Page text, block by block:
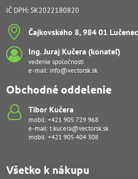
IČ DPH: SK2022180820
Čajkovského 8, 984 01 Lučenec
Ing​. Juraj Kučera (konateľ)
vedenie spoločnosti
e-mail: info@vectorsk.sk
Obchodné oddelenie
Tibor Kučera
mobil:+421 905 729 968
e-mail:t.kucera@vectorsk.sk
mobil:+421 905 404 308
Všetko k nákupu